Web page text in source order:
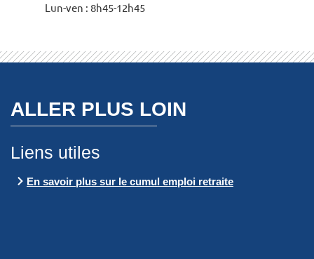
Lun-ven : 8h45-12h45
ALLER PLUS LOIN
Liens utiles
En savoir plus sur le cumul emploi retraite